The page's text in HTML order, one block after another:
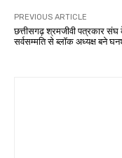
PREVIOUS ARTICLE
छत्तीसगढ़ श्रमजीवी पत्रकार
सर्वसम्मति से ब्लॉक अध्यक्ष बने